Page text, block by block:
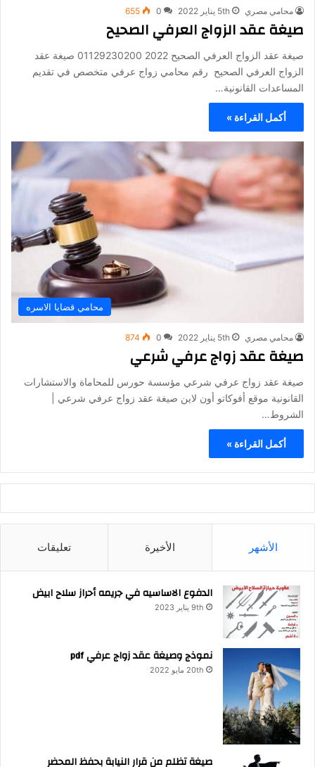
محامي مصري 5th يناير 2022 0
655
صيغة عقد الزواج العرفي الصحيح
صيغة عقد الزواج العرفي الصحيح 2022 01129230200 صيغة عقد
الزواج العرفي الصحيح رقم محامي زواج عرفي متخصص في تقديم
المساعدات القانونية…
أكمل القراءة »
محامي قضايا الاسره
محامي مصري 5th يناير 2022 0
874
صيغة عقد زواج عرفي شرعي
صيغة عقد زواج عرفي شرعي مؤسسة حورس للمحاماة والاستشارات
القانونية موقع أفوكاتو أون لاين صيغة عقد زواج عرفي شرعي |
الشروط…
أكمل القراءة »
الأشهر الأخيرة تعليقات
الدفوع الاساسيه في جريمه أحراز سلاح ابيض
9th يناير 2023
نموذج وصيغة عقد زواج عرفي pdf
20th مايو 2022
صيغة تظلم من قرار النيابة بحفظ المحضر